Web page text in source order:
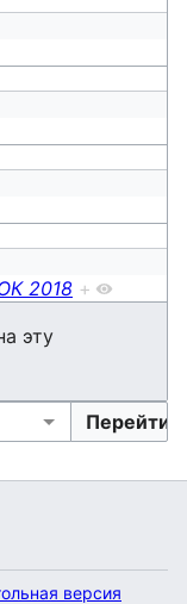
2018 +
эту
версия